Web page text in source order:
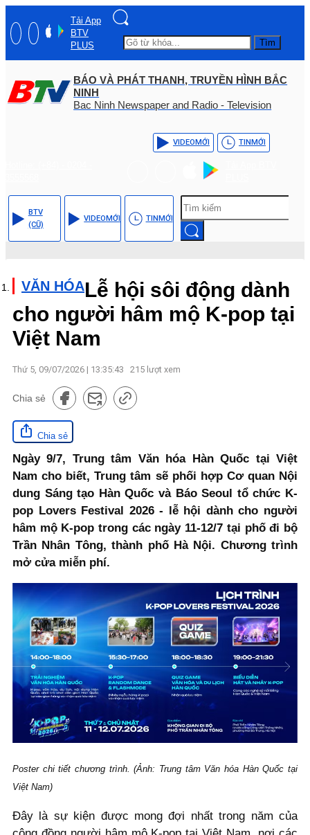
Tải App
BTV
PLUS
Tìm
BÁO VÀ PHÁT THANH, TRUYỀN HÌNH BẮC
NINH
Bac Ninh Newspaper and Radio - Television
VIDEOMỚI TINMỚI
BTV
(CŨ)
VIDEOMỚI TINMỚI
VĂN HÓALễ hội sôi động dành
cho người hâm mộ K-pop tại
Việt Nam
Thứ 5, 09/07/2026 | 13:35:43 215 lượt xem
Chia sẻ
Chia sẻ
Ngày 9/7, Trung tâm Văn hóa Hàn Quốc tại Việt
Nam cho biết, Trung tâm sẽ phối hợp Cơ quan Nội
dung Sáng tạo Hàn Quốc và Báo Seoul tổ chức K-
pop Lovers Festival 2026 - lễ hội dành cho người
hâm mộ K-pop trong các ngày 11-12/7 tại phố đi bộ
Trần Nhân Tông, thành phố Hà Nội. Chương trình
mở cửa miễn phí.
Poster chi tiết chương trình. (Ảnh: Trung tâm Văn hóa Hàn Quốc tại
Việt Nam)
Đây là sự kiện được mong đợi nhất trong năm của